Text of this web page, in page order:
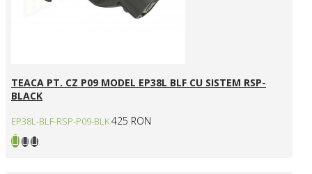
TEACA PT. CZ P09 MODEL EP38L BLF CU SISTEM RSP-
BLACK
EP38L-BLF-RSP-P09-BLK425 RON